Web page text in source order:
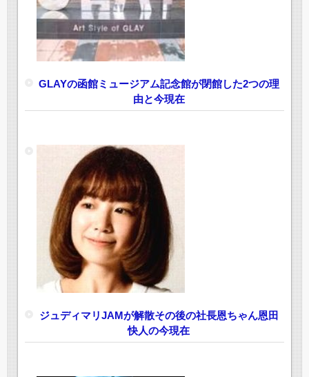
GLAYの函館ミュージアム記念館が閉館した2つの理
由と今現在
ジュディマリJAMが解散その後の社長恩ちゃん恩田
快人の今現在